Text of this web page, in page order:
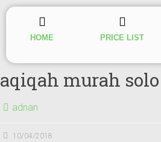
HOME PRICE LIST
aqiqah murah solo
adnan
10/04/2018